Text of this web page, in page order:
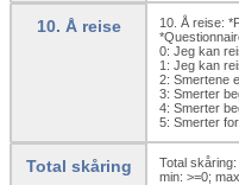
10. Å reise
10. Å reise:
0: Jeg kan
1: Jeg kan
2: Smertene
3: Smerter
4: Smerter
5: Smerter
Total skåring
Total
min: >=0;